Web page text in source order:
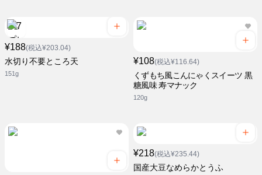
¥188(税込¥203.04)
水切り不要ところ天
151g
¥108(税込¥116.64)
くずもち風こんにゃくスイーツ 黒
糖風味 寿マナック
120g
¥218(税込¥235.44)
国産大豆なめらかとうふ